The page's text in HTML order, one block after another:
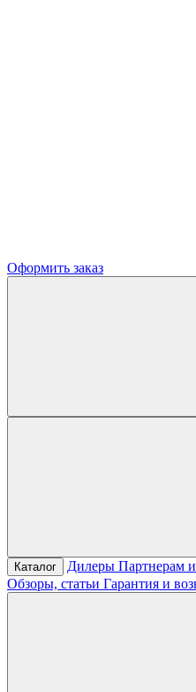
Оформить заказ
Каталог
Дилеры Партнерам
Обзоры, статьи Гарантия и